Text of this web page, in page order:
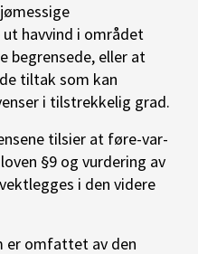
ut havvind i området
begrensede, eller at
tiltak som kan
i tilstrekkelig grad.
tilsier at føre-var-
§9 og vurdering av
i den videre
er omfattet av den